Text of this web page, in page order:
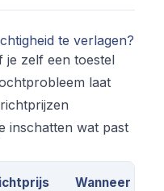
te verlagen?
je zelf een toestel
laat
inschatten wat past
Wanneer